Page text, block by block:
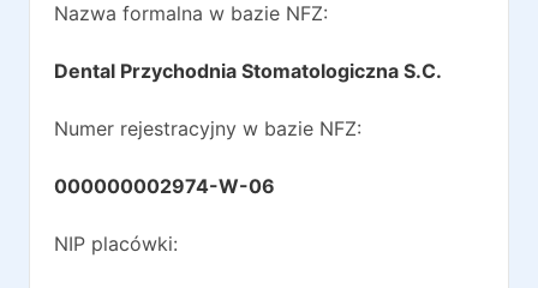
Nazwa formalna w bazie NFZ:
Dental Przychodnia Stomatologiczna S.C.
Numer rejestracyjny w bazie NFZ:
000000002974-W-06
NIP placówki: